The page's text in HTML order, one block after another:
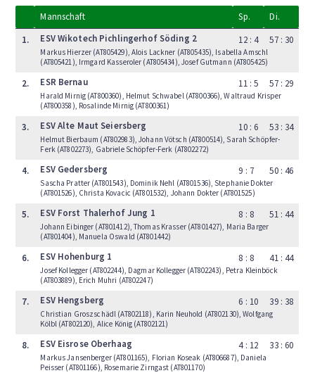
Mannschaft Sp.
Di.
1.
ESV Wikotech Pichlingerhof Söding 2
Markus Hierzer (AT805429), Alois Lackner (AT805435), Isabella Amschl
(AT805421), Irmgard Kasseroler (AT805434), Josef Gutmann (AT805425)
12 : 4 57 : 30
2. ESR Bernau
Harald Mirnig (AT800360), Helmut Schwabel (AT800366), Waltraud Krisper
(AT800358), Rosalinde Mirnig (AT800361)
11 : 5 57 : 29
3. ESV Alte Maut Seiersberg
Helmut Bierbaum (AT802983), Johann Vötsch (AT800514), Sarah Schöpfer-
Ferk (AT802273), Gabriele Schöpfer-Ferk (AT802272)
10 : 6 53 : 34
4. ESV Gedersberg
Sascha Pratter (AT801543), Dominik Nehl (AT801536), Stephanie Dokter
(AT801526), Christa Kovacic (AT801532), Johann Dokter (AT801525)
9 : 7 50 : 46
5. ESV Forst Thalerhof Jung 1
Johann Eibinger (AT801412), Thomas Krasser (AT801427), Maria Barger
(AT801404), Manuela Oswald (AT801442)
8 : 8 51 : 44
6. ESV Hohenburg 1
Josef Kollegger (AT802244), Dagmar Kollegger (AT802243), Petra Kleinböck
(AT803889), Erich Muhri (AT802247)
8 : 8 41 : 44
7. ESV Hengsberg
Christian Groszschädl (AT802118), Karin Neuhold (AT802130), Wolfgang
Kölbl (AT802120), Alice König (AT802121)
6 : 10 39 : 38
8. ESV Eisrose Oberhaag
Markus Jansenberger (AT801165), Florian Koseak (AT806687), Daniela
Peisser (AT801166), Rosemarie Zirngast (AT801170)
4 : 12 33 : 60